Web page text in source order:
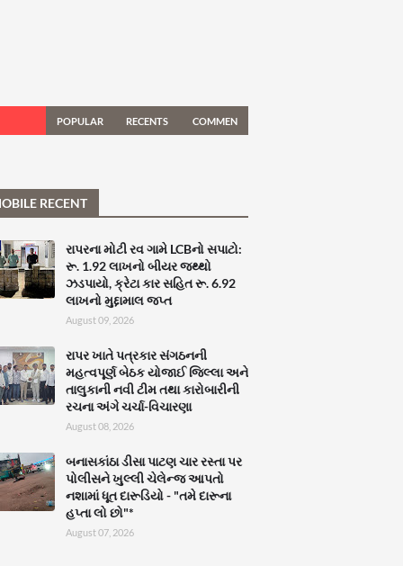
POPULAR RECENTS COMMEN
RECENT
રાપરના મોટી રવ ગામે LCBનો સપાટો:
રૂ. 1.92 લાખનો બીયર જથ્થો
ઝડપાયો, ક્રેટા કાર સહિત રૂ. 6.92
લાખનો મુદ્દામાલ જપ્ત
August 09, 2026
રાપર ખાતે પત્રકાર સંગઠનની
મહત્વપૂર્ણ બેઠક યોજાઈ જિલ્લા અને
તાલુકાની નવી ટીમ તથા કારોબારીની
રચના અંગે ચર્ચા-વિચારણા
August 08, 2026
બનાસકાંઠા ડીસા પાટણ ચાર રસ્તા પર
પોલીસને ખુલ્લી ચેલેન્જ આપતો
નશામાં ધૂત દારૂડિયો - "તમે દારૂના
હપ્તા લો છો"*
August 07, 2026